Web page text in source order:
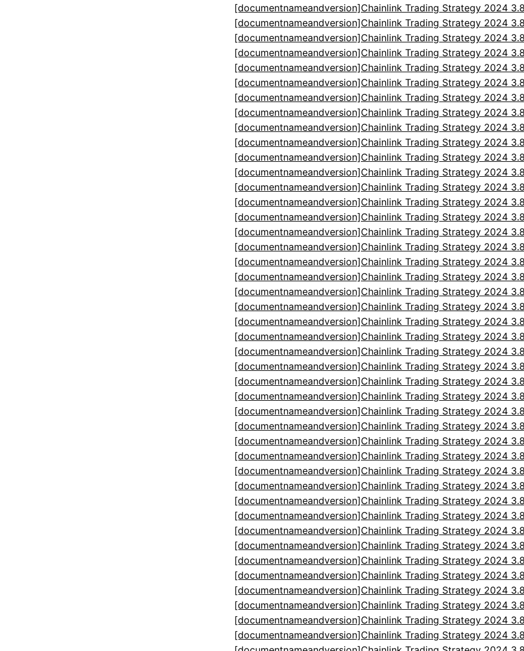
[documentnameandversion]Chainlink Trading Strategy 2024
[documentnameandversion]Chainlink Trading Strategy 2024
[documentnameandversion]Chainlink Trading Strategy 2024
[documentnameandversion]Chainlink Trading Strategy 2024
[documentnameandversion]Chainlink Trading Strategy 2024
[documentnameandversion]Chainlink Trading Strategy 2024
[documentnameandversion]Chainlink Trading Strategy 2024
[documentnameandversion]Chainlink Trading Strategy 2024
[documentnameandversion]Chainlink Trading Strategy 2024
[documentnameandversion]Chainlink Trading Strategy 2024
[documentnameandversion]Chainlink Trading Strategy 2024
[documentnameandversion]Chainlink Trading Strategy 2024
[documentnameandversion]Chainlink Trading Strategy 2024
[documentnameandversion]Chainlink Trading Strategy 2024
[documentnameandversion]Chainlink Trading Strategy 2024
[documentnameandversion]Chainlink Trading Strategy 2024
[documentnameandversion]Chainlink Trading Strategy 2024
[documentnameandversion]Chainlink Trading Strategy 2024
[documentnameandversion]Chainlink Trading Strategy 2024
[documentnameandversion]Chainlink Trading Strategy 2024
[documentnameandversion]Chainlink Trading Strategy 2024
[documentnameandversion]Chainlink Trading Strategy 2024
[documentnameandversion]Chainlink Trading Strategy 2024
[documentnameandversion]Chainlink Trading Strategy 2024
[documentnameandversion]Chainlink Trading Strategy 2024
[documentnameandversion]Chainlink Trading Strategy 2024
[documentnameandversion]Chainlink Trading Strategy 2024
[documentnameandversion]Chainlink Trading Strategy 2024
[documentnameandversion]Chainlink Trading Strategy 2024
[documentnameandversion]Chainlink Trading Strategy 2024
[documentnameandversion]Chainlink Trading Strategy 2024
[documentnameandversion]Chainlink Trading Strategy 2024
[documentnameandversion]Chainlink Trading Strategy 2024
[documentnameandversion]Chainlink Trading Strategy 2024
[documentnameandversion]Chainlink Trading Strategy 2024
[documentnameandversion]Chainlink Trading Strategy 2024
[documentnameandversion]Chainlink Trading Strategy 2024
[documentnameandversion]Chainlink Trading Strategy 2024
[documentnameandversion]Chainlink Trading Strategy 2024
[documentnameandversion]Chainlink Trading Strategy 2024
[documentnameandversion]Chainlink Trading Strategy 2024
[documentnameandversion]Chainlink Trading Strategy 2024
[documentnameandversion]Chainlink Trading Strategy 2024